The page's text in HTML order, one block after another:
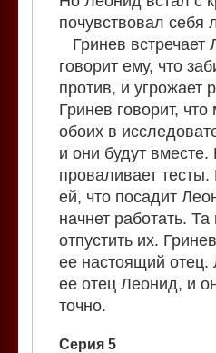
почувствовал себя
Гринев встречает
говорит ему, что
против, и угрожает
Гринев говорит, что
обоих в
и они будут
проваливает тесты.
ей, что посадит
начнет работать. Та
отпустить их.
ее настоящий отец.
ее отец Леонид, и
точно.
Серия 5